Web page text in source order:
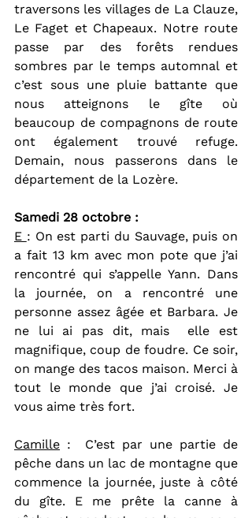
traversons les villages de La Clauze,
Le Faget et Chapeaux. Notre route
passe par des forêts rendues
sombres par le temps automnal et
c’est sous une pluie battante que
nous atteignons le gîte où
beaucoup de compagnons de route
ont également trouvé refuge.
Demain, nous passerons dans le
département de la Lozère.
Samedi 28 octobre :
E : On est parti du Sauvage, puis on
a fait 13 km avec mon pote que j’ai
rencontré qui s’appelle Yann. Dans
la journée, on a rencontré une
personne assez âgée et Barbara. Je
ne lui ai pas dit, mais  elle est
magnifique, coup de foudre. Ce soir,
on mange des tacos maison. Merci à
tout le monde que j’ai croisé. Je
vous aime très fort.
Camille :  C’est par une partie de
pêche dans un lac de montagne que
commence la journée, juste à côté
du gîte. E me prête la canne à